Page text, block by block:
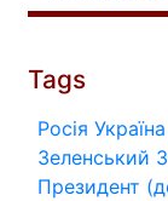
Tags
Росія Україна
Зеленський
Президент